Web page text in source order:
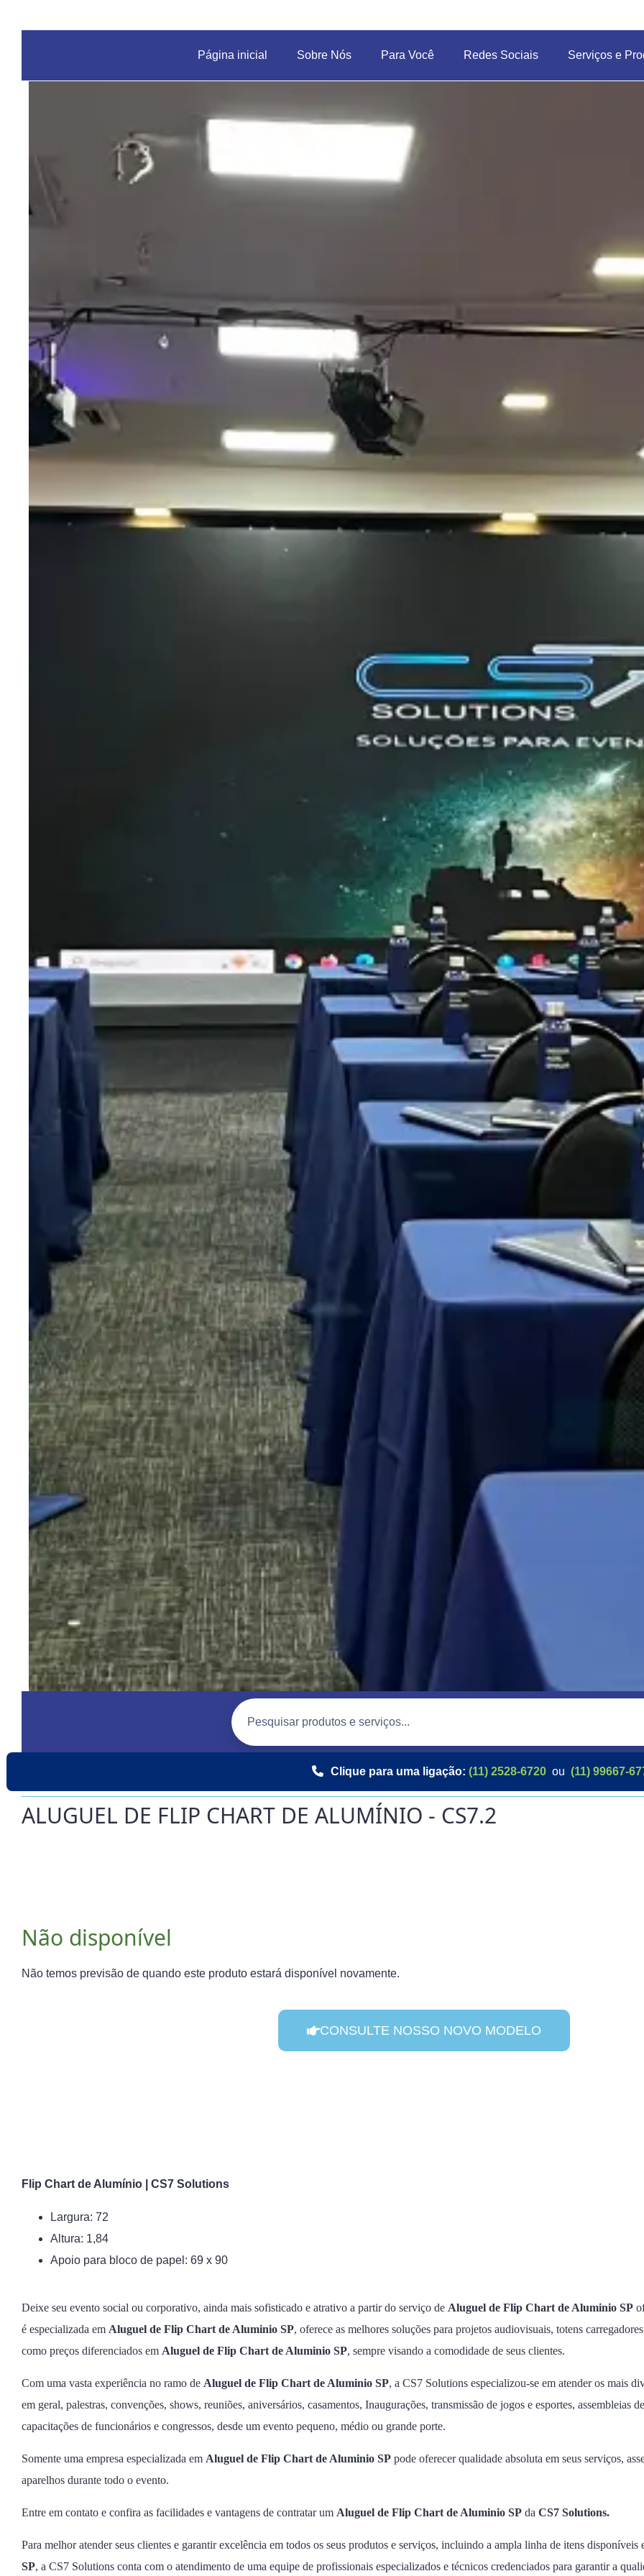
Página inicial Sobre Nós Para Você Redes Sociais Serviços e
Clique para uma ligação: (11) 2528-6720 ou (11) 99667-
ALUGUEL DE FLIP CHART DE ALUMÍNIO - CS7.2
Não disponível
Não temos previsão de quando este produto estará disponível novamente.
CONSULTE NOSSO NOVO MODELO
Flip Chart de Alumínio | CS7 Solutions
Largura: 72
Altura: 1,84
Apoio para bloco de papel: 69 x 90
Deixe seu evento social ou corporativo, ainda mais sofisticado e atrativo a partir do serviço de Aluguel de Flip Chart de Aluminio SP
é especializada em Aluguel de Flip Chart de Aluminio SP, oferece as melhores soluções para projetos audiovisuais, totens
como preços diferenciados em Aluguel de Flip Chart de Aluminio SP, sempre visando a comodidade de seus clientes.
Com uma vasta experiência no ramo de Aluguel de Flip Chart de Aluminio SP, a CS7 Solutions especializou-se em atender os mais
em geral, palestras, convenções, shows, reuniões, aniversários, casamentos, Inaugurações, transmissão de jogos e esportes, assembleias
capacitações de funcionários e congressos, desde um evento pequeno, médio ou grande porte.
Somente uma empresa especializada em Aluguel de Flip Chart de Aluminio SP pode oferecer qualidade absoluta em seus serviços,
aparelhos durante todo o evento.
Entre em contato e confira as facilidades e vantagens de contratar um Aluguel de Flip Chart de Aluminio SP da CS7 Solutions.
Para melhor atender seus clientes e garantir excelência em todos os seus produtos e serviços, incluindo a ampla linha de itens disponíveis
SP, a CS7 Solutions conta com o atendimento de uma equipe de profissionais especializados e técnicos credenciados para garantir a